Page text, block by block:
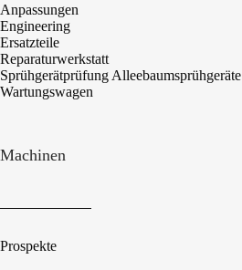
Anpassungen
Engineering
Ersatzteile
Reparaturwerkstatt
Sprühgerätprüfung Alleebaumsprühgeräte
Wartungswagen
Machinen
Prospekte